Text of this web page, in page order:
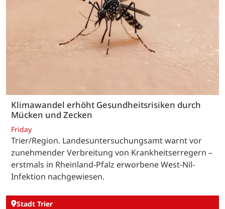
Klimawandel erhöht Gesundheitsrisiken durch
Mücken und Zecken
Friday
Trier/Region. Landesuntersuchungsamt warnt vor
zunehmender Verbreitung von Krankheitserregern –
erstmals in Rheinland-Pfalz erworbene West-Nil-
Infektion nachgewiesen.
Stadt Trier